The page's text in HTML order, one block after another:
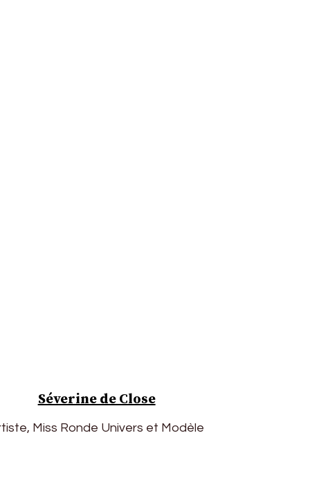
Séverine de Close
Miss Ronde Univers et Modèle